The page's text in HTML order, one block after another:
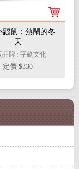
鼴鼠：熱鬧的冬
天
品牌 : 字畝文化
定價 $330